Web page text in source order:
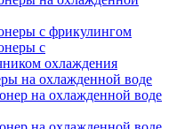
с фрикулингом
с
охлаждения
на охлажденной воде
на охлажденной воде